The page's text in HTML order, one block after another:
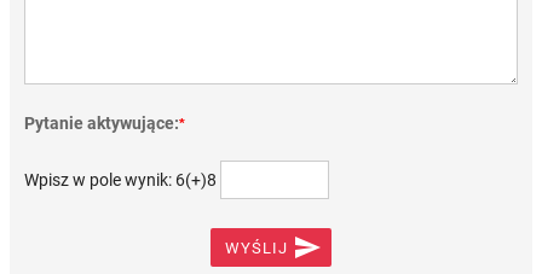
Pytanie aktywujące:*
Wpisz w pole wynik: 6(+)8
WYŚLIJ 